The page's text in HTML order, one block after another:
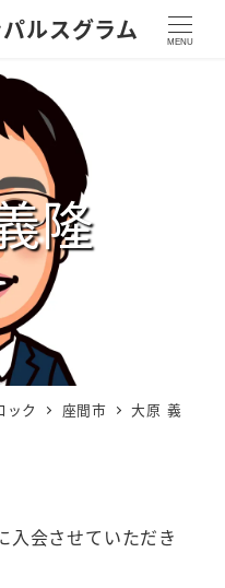
ルスグラム MENU
隆
ック 座間市
大原 義
入会させていただき